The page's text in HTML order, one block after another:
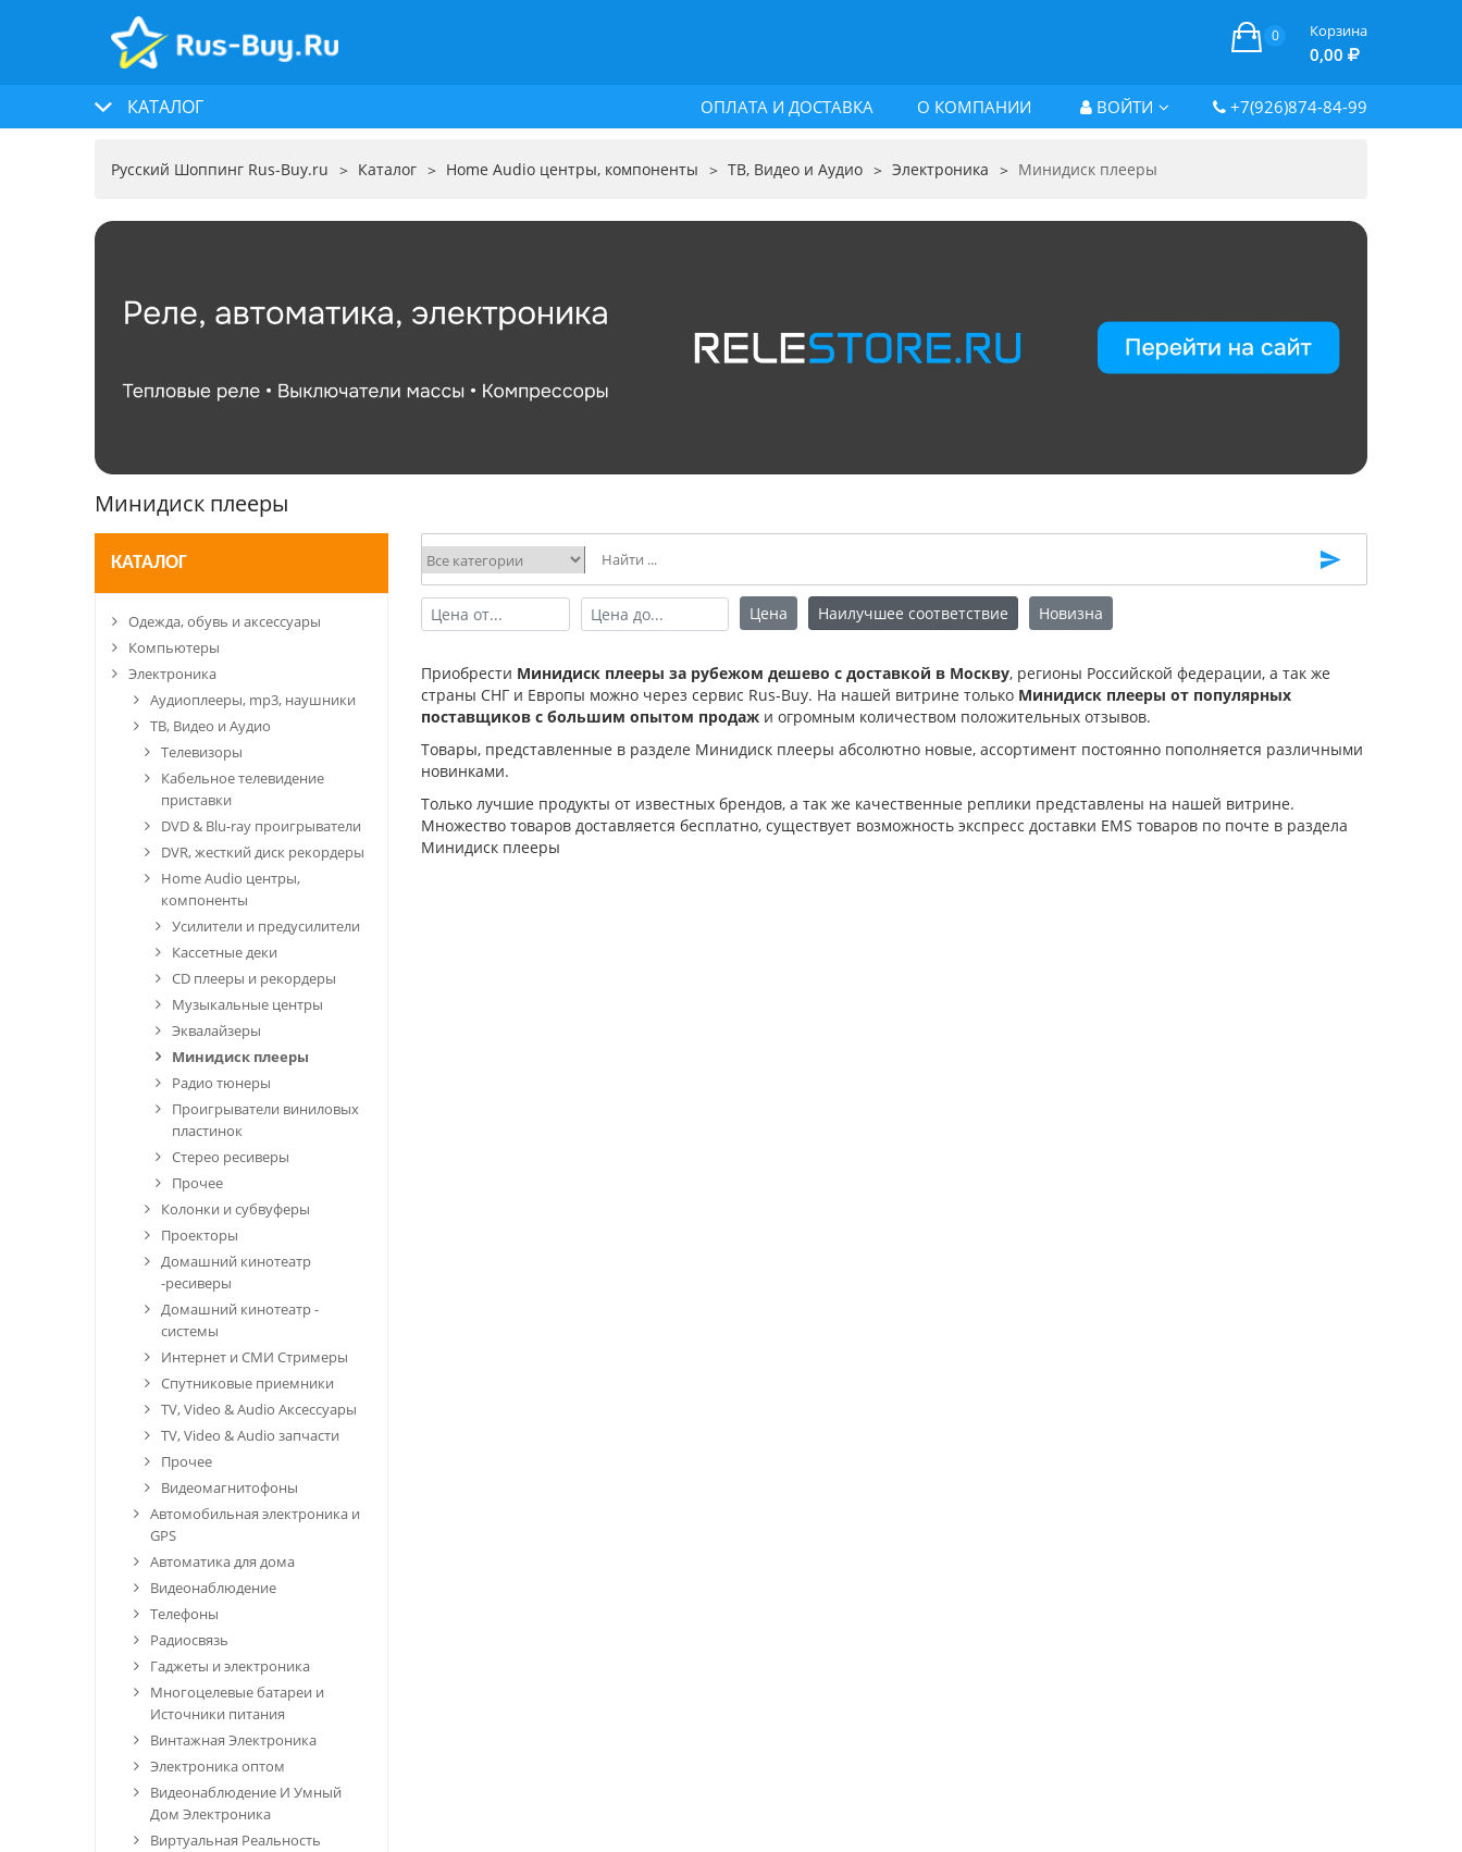
0 Корзина
0,00
КАТАЛОГ ОПЛАТА И ДОСТАВКА О КОМПАНИИ ВОЙТИ +7(926)874-84-99
Русский Шоппинг Rus-Buy.ru Каталог Home Audio центры, компоненты ТВ, Видео и Аудио Электроника Минидиск плееры
Минидиск плееры
КАТАЛОГ
Одежда, обувь и аксессуары
Компьютеры
Электроника
Аудиоплееры, mp3, наушники
ТВ, Видео и Аудио
Телевизоры
Кабельное телевидение
приставки
DVD & Blu-ray проигрыватели
DVR, жесткий диск рекордеры
Home Audio центры,
компоненты
Усилители и предусилители
Кассетные деки
CD плееры и рекордеры
Музыкальные центры
Эквалайзеры
Минидиск плееры
Радио тюнеры
Проигрыватели виниловых
пластинок
Стерео ресиверы
Прочее
Колонки и субвуферы
Проекторы
Домашний кинотеатр
-ресиверы
Домашний кинотеатр -
системы
Интернет и СМИ Стримеры
Спутниковые приемники
TV, Video & Audio Аксессуары
TV, Video & Audio запчасти
Прочее
Видеомагнитофоны
Автомобильная электроника и
GPS
Автоматика для дома
Видеонаблюдение
Телефоны
Радиосвязь
Гаджеты и электроника
Многоцелевые батареи и
Источники питания
Винтажная Электроника
Электроника оптом
Видеонаблюдение И Умный
Дом Электроника
Виртуальная Реальность
Цена Наилучшее соответствие Новизна
Приобрести Минидиск плееры за рубежом дешево с доставкой в Москву, регионы Российской федерации, а так же
страны СНГ и Европы можно через сервис Rus-Buy. На нашей витрине только Минидиск плееры от популярных
поставщиков с большим опытом продаж и огромным количеством положительных отзывов.
Товары, представленные в разделе Минидиск плееры абсолютно новые, ассортимент постоянно пополняется различными
новинками.
Только лучшие продукты от известных брендов, а так же качественные реплики представлены на нашей витрине.
Множество товаров доставляется бесплатно, существует возможность экспресс доставки EMS товаров по почте в раздела
Минидиск плееры